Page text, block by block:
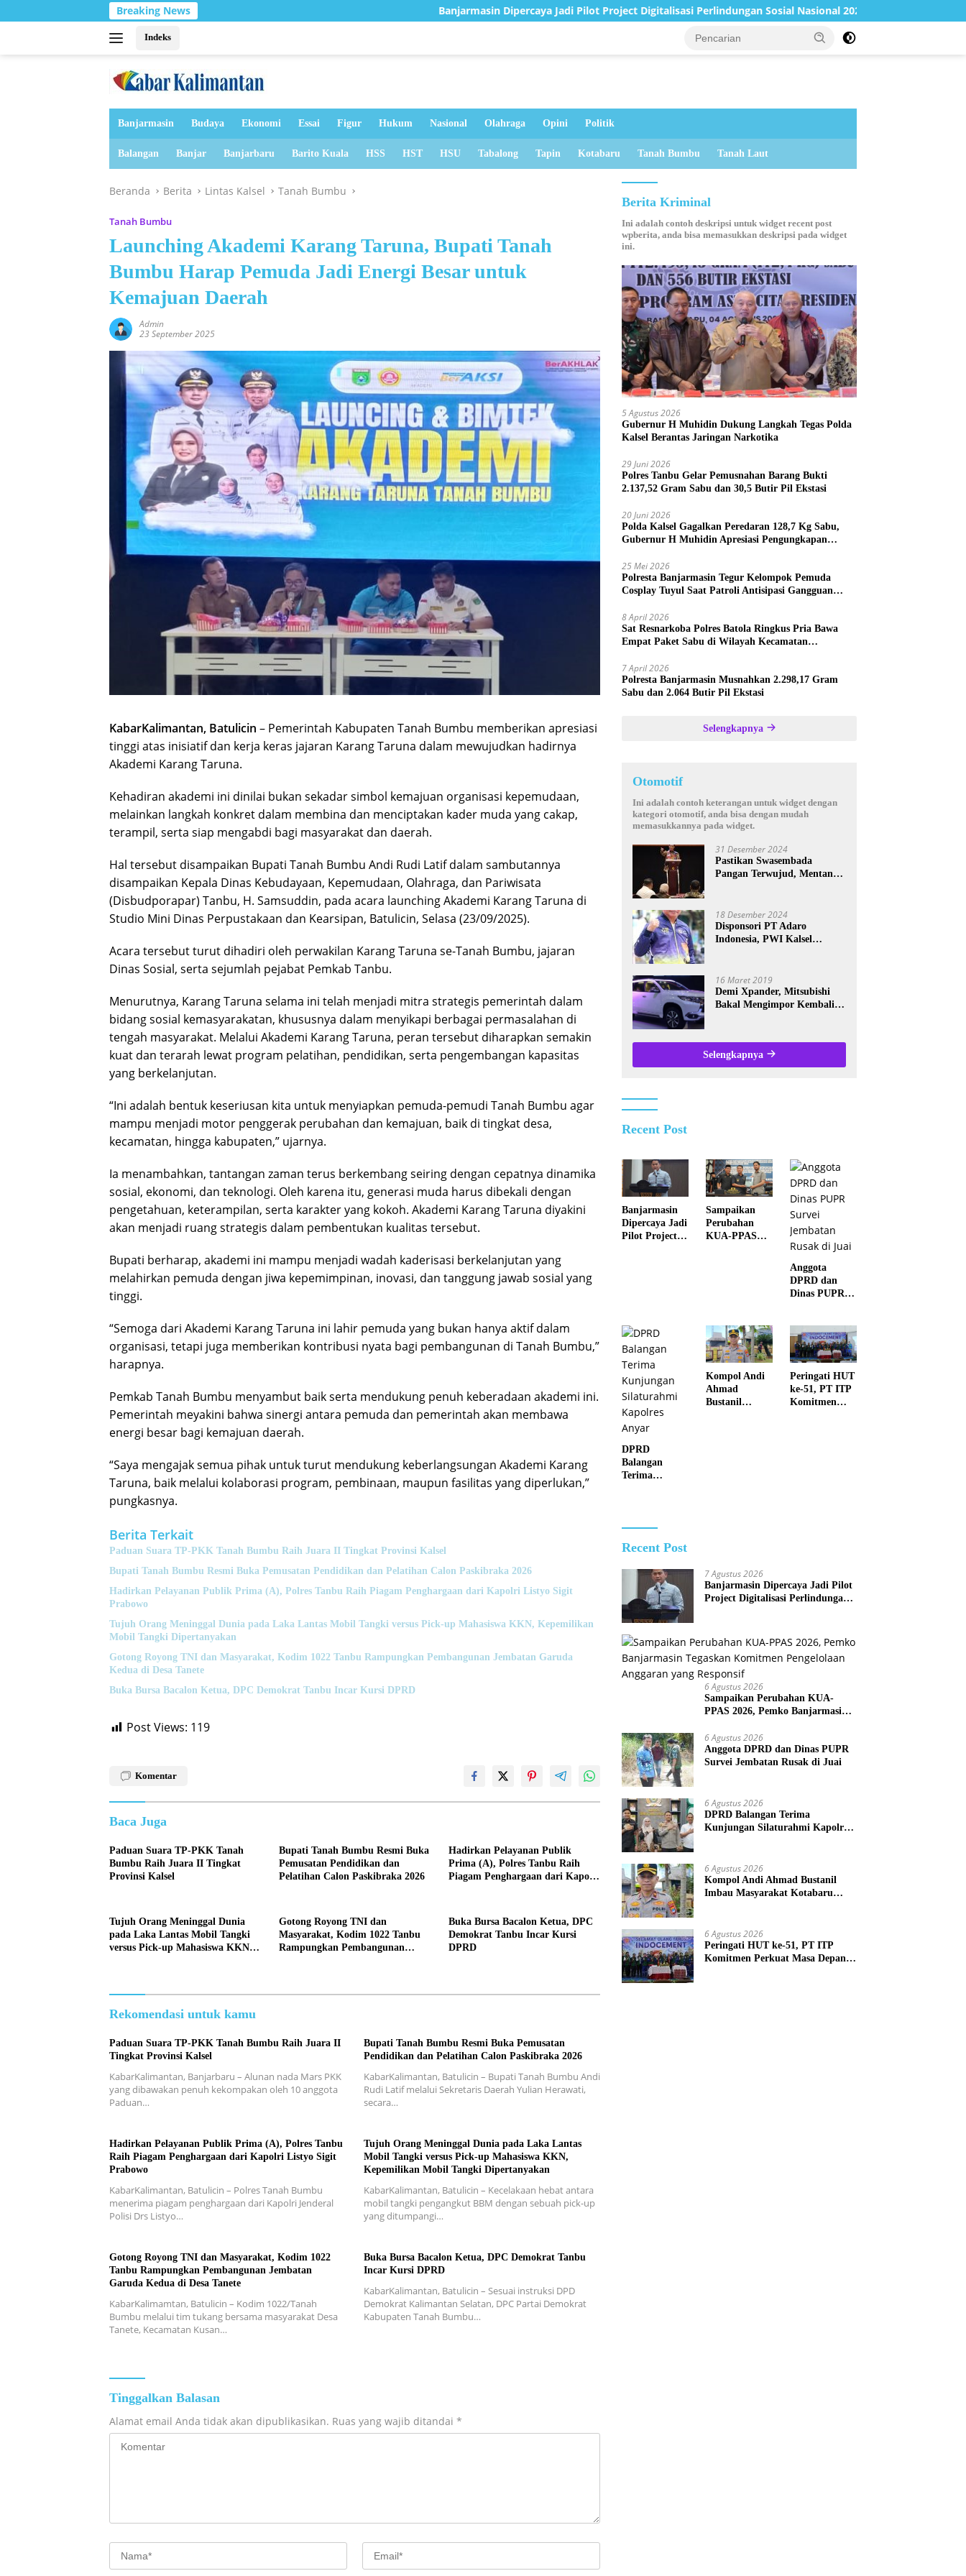
ke
Breaking News Banjarmasin Dipercaya Jadi Pilot Project Digitalisasi Perlindungan Sosial Nasional 2026 Sampaikan Perubahan
Indeks
Banjarmasin Budaya Ekonomi Essai Figur Hukum Nasional Olahraga Opini Politik
Balangan Banjar Banjarbaru Barito Kuala HSS HST HSU Tabalong Tapin Kotabaru Tanah Bumbu Tanah Laut
Beranda Berita Lintas Kalsel Tanah Bumbu
Tanah Bumbu
Launching Akademi Karang Taruna, Bupati Tanah
Bumbu Harap Pemuda Jadi Energi Besar untuk
Kemajuan Daerah
Admin
23 September 2025
KabarKalimantan, Batulicin – Pemerintah Kabupaten Tanah Bumbu memberikan apresiasi
tinggi atas inisiatif dan kerja keras jajaran Karang Taruna dalam mewujudkan hadirnya
Akademi Karang Taruna.
Kehadiran akademi ini dinilai bukan sekadar simbol kemajuan organisasi kepemudaan,
melainkan langkah konkret dalam membina dan menciptakan kader muda yang cakap,
terampil, serta siap mengabdi bagi masyarakat dan daerah.
Hal tersebut disampaikan Bupati Tanah Bumbu Andi Rudi Latif dalam sambutannya
disampaikan Kepala Dinas Kebudayaan, Kepemudaan, Olahraga, dan Pariwisata
(Disbudporapar) Tanbu, H. Samsuddin, pada acara launching Akademi Karang Taruna di
Studio Mini Dinas Perpustakaan dan Kearsipan, Batulicin, Selasa (23/09/2025).
Acara tersebut turut dihadiri oleh perwakilan Karang Taruna se-Tanah Bumbu, jajaran
Dinas Sosial, serta sejumlah pejabat Pemkab Tanbu.
Menurutnya, Karang Taruna selama ini telah menjadi mitra strategis pemerintah dalam
bidang sosial kemasyarakatan, khususnya dalam menyikapi berbagai permasalahan di
tengah masyarakat. Melalui Akademi Karang Taruna, peran tersebut diharapkan semakin
kuat dan terarah lewat program pelatihan, pendidikan, serta pengembangan kapasitas
yang berkelanjutan.
“Ini adalah bentuk keseriusan kita untuk menyiapkan pemuda-pemudi Tanah Bumbu agar
mampu menjadi motor penggerak perubahan dan kemajuan, baik di tingkat desa,
kecamatan, hingga kabupaten,” ujarnya.
Ia menambahkan, tantangan zaman terus berkembang seiring dengan cepatnya dinamika
sosial, ekonomi, dan teknologi. Oleh karena itu, generasi muda harus dibekali dengan
pengetahuan, keterampilan, serta karakter yang kokoh. Akademi Karang Taruna diyakini
akan menjadi ruang strategis dalam pembentukan kualitas tersebut.
Bupati berharap, akademi ini mampu menjadi wadah kaderisasi berkelanjutan yang
melahirkan pemuda dengan jiwa kepemimpinan, inovasi, dan tanggung jawab sosial yang
tinggi.
“Semoga dari Akademi Karang Taruna ini lahir pemuda yang bukan hanya aktif dalam
organisasi, tetapi juga memberikan kontribusi nyata bagi pembangunan di Tanah Bumbu,”
harapnya.
Pemkab Tanah Bumbu menyambut baik serta mendukung penuh keberadaan akademi ini.
Pemerintah meyakini bahwa sinergi antara pemuda dan pemerintah akan membawa
energi besar bagi kemajuan daerah.
“Saya mengajak semua pihak untuk turut mendukung keberlangsungan Akademi Karang
Taruna, baik melalui kolaborasi program, pembinaan, maupun fasilitas yang diperlukan,”
pungkasnya.
Berita Terkait
Paduan Suara TP-PKK Tanah Bumbu Raih Juara II Tingkat Provinsi Kalsel
Bupati Tanah Bumbu Resmi Buka Pemusatan Pendidikan dan Pelatihan Calon Paskibraka 2026
Hadirkan Pelayanan Publik Prima (A), Polres Tanbu Raih Piagam Penghargaan dari Kapolri Listyo Sigit
Prabowo
Tujuh Orang Meninggal Dunia pada Laka Lantas Mobil Tangki versus Pick-up Mahasiswa KKN, Kepemilikan
Mobil Tangki Dipertanyakan
Gotong Royong TNI dan Masyarakat, Kodim 1022 Tanbu Rampungkan Pembangunan Jembatan Garuda
Kedua di Desa Tanete
Buka Bursa Bacalon Ketua, DPC Demokrat Tanbu Incar Kursi DPRD
Post Views: 119
Komentar
Baca Juga
Paduan Suara TP-PKK Tanah
Bumbu Raih Juara II Tingkat
Provinsi Kalsel
Bupati Tanah Bumbu Resmi Buka
Pemusatan Pendidikan dan
Pelatihan Calon Paskibraka 2026
Hadirkan Pelayanan Publik
Prima (A), Polres Tanbu Raih
Piagam Penghargaan dari Kapolri
Tujuh Orang Meninggal Dunia
pada Laka Lantas Mobil Tangki
versus Pick-up Mahasiswa KKN,
Gotong Royong TNI dan
Masyarakat, Kodim 1022 Tanbu
Rampungkan Pembangunan
Buka Bursa Bacalon Ketua, DPC
Demokrat Tanbu Incar Kursi
DPRD
Rekomendasi untuk kamu
Paduan Suara TP-PKK Tanah Bumbu Raih Juara II
Tingkat Provinsi Kalsel
KabarKalimantan, Banjarbaru – Alunan nada Mars PKK
yang dibawakan penuh kekompakan oleh 10 anggota
Paduan…
Bupati Tanah Bumbu Resmi Buka Pemusatan
Pendidikan dan Pelatihan Calon Paskibraka 2026
KabarKalimantan, Batulicin – Bupati Tanah Bumbu Andi
Rudi Latif melalui Sekretaris Daerah Yulian Herawati,
secara…
Hadirkan Pelayanan Publik Prima (A), Polres Tanbu
Raih Piagam Penghargaan dari Kapolri Listyo Sigit
Prabowo
KabarKalimantan, Batulicin – Polres Tanah Bumbu
menerima piagam penghargaan dari Kapolri Jenderal
Polisi Drs Listyo…
Tujuh Orang Meninggal Dunia pada Laka Lantas
Mobil Tangki versus Pick-up Mahasiswa KKN,
Kepemilikan Mobil Tangki Dipertanyakan
KabarKalimantan, Batulicin – Kecelakaan hebat antara
mobil tangki pengangkut BBM dengan sebuah pick-up
yang ditumpangi…
Gotong Royong TNI dan Masyarakat, Kodim 1022
Tanbu Rampungkan Pembangunan Jembatan
Garuda Kedua di Desa Tanete
KabarKalimamtan, Batulicin – Kodim 1022/Tanah
Bumbu melalui tim tukang bersama masyarakat Desa
Tanete, Kecamatan Kusan…
Buka Bursa Bacalon Ketua, DPC Demokrat Tanbu
Incar Kursi DPRD
KabarKalimantan, Batulicin – Sesuai instruksi DPD
Demokrat Kalimantan Selatan, DPC Partai Demokrat
Kabupaten Tanah Bumbu…
Tinggalkan Balasan
Alamat email Anda tidak akan dipublikasikan. Ruas yang wajib ditandai *
Berita Kriminal
Ini adalah contoh deskripsi untuk widget recent post
wpberita, anda bisa memasukkan deskripsi pada widget
ini.
5 Agustus 2026
Gubernur H Muhidin Dukung Langkah Tegas Polda
Kalsel Berantas Jaringan Narkotika
29 Juni 2026
Polres Tanbu Gelar Pemusnahan Barang Bukti
2.137,52 Gram Sabu dan 30,5 Butir Pil Ekstasi
20 Juni 2026
Polda Kalsel Gagalkan Peredaran 128,7 Kg Sabu,
Gubernur H Muhidin Apresiasi Pengungkapan
25 Mei 2026
Polresta Banjarmasin Tegur Kelompok Pemuda
Cosplay Tuyul Saat Patroli Antisipasi Gangguan
8 April 2026
Sat Resnarkoba Polres Batola Ringkus Pria Bawa
Empat Paket Sabu di Wilayah Kecamatan
7 April 2026
Polresta Banjarmasin Musnahkan 2.298,17 Gram
Sabu dan 2.064 Butir Pil Ekstasi
Selengkapnya
Otomotif
Ini adalah contoh keterangan untuk widget dengan
kategori otomotif, anda bisa dengan mudah
memasukkannya pada widget.
31 Desember 2024
Pastikan Swasembada
Pangan Terwujud, Mentan
18 Desember 2024
Disponsori PT Adaro
Indonesia, PWI Kalsel
Kalsel
16 Maret 2019
Demi Xpander, Mitsubishi
Bakal Mengimpor Kembali
Selengkapnya
Recent Post
Banjarmasin
Dipercaya Jadi
Pilot Project
Sampaikan
Perubahan
KUA-PPAS
yang Responsif
Anggota
DPRD dan
Dinas PUPR
Rusak di Juai
DPRD
Balangan
Terima
Anyar
Kompol Andi
Ahmad
Bustanil
Peringati HUT
ke-51, PT ITP
Komitmen
Recent Post
7 Agustus 2026
Banjarmasin Dipercaya Jadi Pilot
Project Digitalisasi Perlindungan
6 Agustus 2026
Sampaikan Perubahan KUA-
PPAS 2026, Pemko Banjarmasin
Anggaran yang Responsif
6 Agustus 2026
Anggota DPRD dan Dinas PUPR
Survei Jembatan Rusak di Juai
6 Agustus 2026
DPRD Balangan Terima
Kunjungan Silaturahmi Kapolres
6 Agustus 2026
Kompol Andi Ahmad Bustanil
Imbau Masyarakat Kotabaru
6 Agustus 2026
Peringati HUT ke-51, PT ITP
Komitmen Perkuat Masa Depan